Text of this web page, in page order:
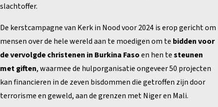
slachtoffer.
De kerstcampagne van Kerk in Nood voor 2024 is erop gericht om
mensen over de hele wereld aan te moedigen om te bidden voor
de vervolgde christenen in Burkina Fasoen hen testeunen
met giften, waarmee de hulporganisatie ongeveer 50 projecten
kan financieren in de zeven bisdommen die getroffen zijn door
terrorisme en geweld, aan de grenzen met Niger en Mali.